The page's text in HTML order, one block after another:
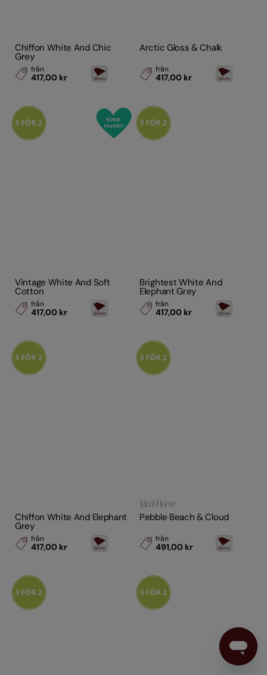
Chiffon White And Chic
Grey
från
417,00 kr
Arctic Gloss & Chalk
från
417,00 kr
Vintage White And Soft
Cotton
från
417,00 kr
Brightest White And
Elephant Grey
från
417,00 kr
Chiffon White And Elephant
Grey
från
417,00 kr
Pebble Beach & Cloud
från
491,00 kr